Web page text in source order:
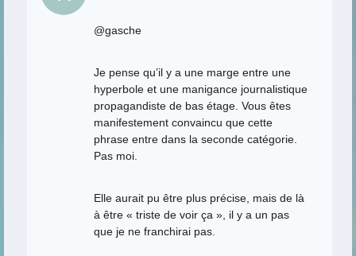
@gasche
Je pense qu’il y a une marge entre une
hyperbole et une manigance journalistique
propagandiste de bas étage. Vous êtes
manifestement convaincu que cette
phrase entre dans la seconde catégorie.
Pas moi.
Elle aurait pu être plus précise, mais de là
à être « triste de voir ça », il y a un pas
que je ne franchirai pas.